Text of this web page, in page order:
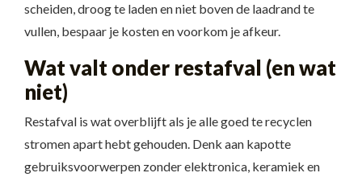
scheiden, droog te laden en niet boven de laadrand te
vullen, bespaar je kosten en voorkom je afkeur.
Wat valt onder restafval (en wat
niet)
Restafval is wat overblijft als je alle goed te recyclen
stromen apart hebt gehouden. Denk aan kapotte
gebruiksvoorwerpen zonder elektronica, keramiek en